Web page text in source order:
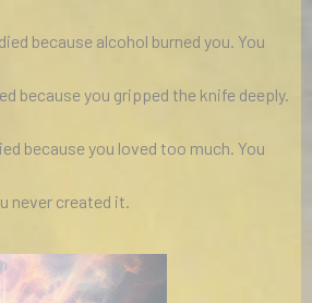
because alcohol burned you. You
because you gripped the knife deeply.
because you loved too much. You
never created it.